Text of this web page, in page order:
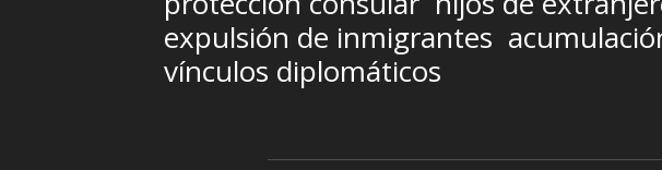
expulsión de inmigrantes
vínculos diplomáticos